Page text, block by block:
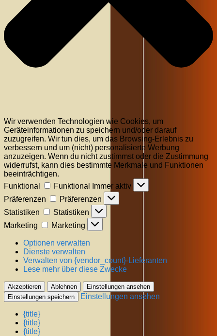
Wir verwenden Technologien wie Cookies, um
Geräteinformationen zu speichern und/oder darauf
zuzugreifen. Wir tun dies, um das Browsing-Erlebnis zu
verbessern und um (nicht) personalisierte Werbung
anzuzeigen. Wenn du nicht zustimmst oder die Zustimmung
widerrufst, kann dies bestimmte Merkmale und Funktionen
beeinträchtigen.
Funktional
Funktional
Immer aktiv
Präferenzen
Präferenzen
Statistiken
Statistiken
Marketing
Marketing
Optionen verwalten
Dienste verwalten
Verwalten von {vendor_count}-Lieferanten
Lese mehr über diese Zwecke
Akzeptieren Ablehnen
Einstellungen ansehen
Einstellungen speichern
Einstellungen ansehen
{title}
{title}
{title}